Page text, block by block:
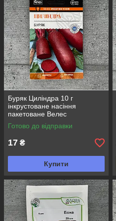
Буряк Циліндра 10 г
інкрустоване насіння
пакетоване Велес
Готово до відправки
17 ₴
Купити